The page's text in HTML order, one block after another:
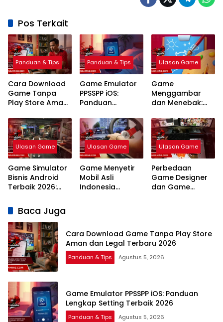
Pos Terkait
Panduan & Tips
Cara Download
Game Tanpa
Play Store Aman
Terbaru 2026
Panduan & Tips
Game Emulator
PPSSPP iOS:
Panduan
Terbaik 2026
Ulasan Game
Game
Menggambar
dan Menebak:
Platform Terbaik
2026
Ulasan Game
Game Simulator
Bisnis Android
Terbaik 2026:
Usaha
Ulasan Game
Game Menyetir
Mobil Asli
Indonesia
Ulasan Game
Perbedaan
Game Designer
dan Game
2026
Baca Juga
Cara Download Game Tanpa Play Store
Aman dan Legal Terbaru 2026
Panduan & Tips Agustus 5, 2026
Game Emulator PPSSPP iOS: Panduan
Lengkap Setting Terbaik 2026
Panduan & Tips Agustus 5, 2026